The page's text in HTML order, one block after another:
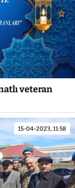
veteran
15-04-2023, 11:58